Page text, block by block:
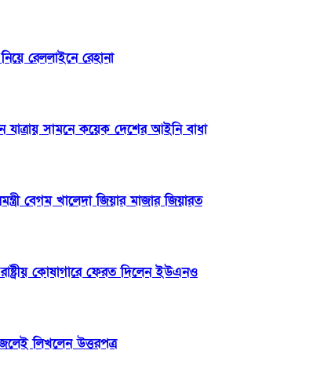
রেললাইনে রেহানা
যাত্রায় সামনে কয়েক দেশের আইনি বাধা
বেগম খালেদা জিয়ার মাজার জিয়ারত
কোষাগারে ফেরত দিলেন ইউএনও
লিখলেন উত্তরপত্র